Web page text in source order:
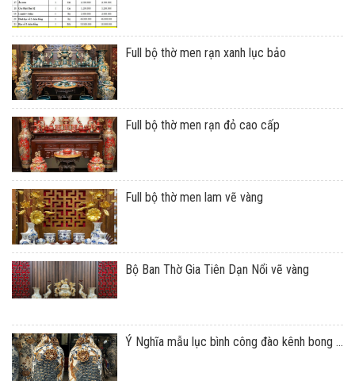
Full bộ thờ men rạn xanh lục bảo
Full bộ thờ men rạn đỏ cao cấp
Full bộ thờ men lam vẽ vàng
Bộ Ban Thờ Gia Tiên Dạn Nổi vẽ vàng
Ý Nghĩa mẫu lục bình công đào kênh bong ...